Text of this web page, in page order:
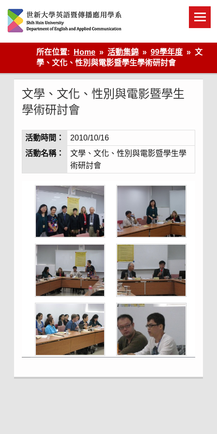
content
英語傳播
所在位置:
Home 活動集錦 99學年度
文
學、文化、性別與電影暨學生學術研討會
文學、文化、性別與電影暨學生
學術研討會
活動時間：
2010/10/16
活動名稱：
文學、文化、性別與電影暨學生學
術研討會